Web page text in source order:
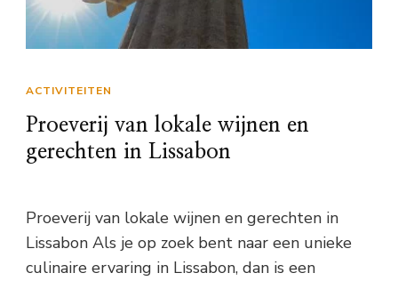
ACTIVITEITEN
Proeverij van lokale wijnen en
gerechten in Lissabon
Proeverij van lokale wijnen en gerechten in
Lissabon Als je op zoek bent naar een unieke
culinaire ervaring in Lissabon, dan is een